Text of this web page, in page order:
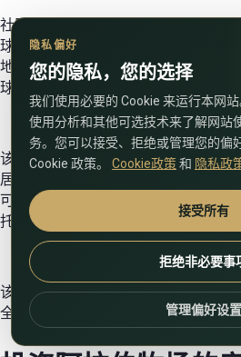
社区组织休闲活动没有任何困难。位
球和马术俱乐部定期举办精彩的比赛
地方有全球村集市、115 公里长的 Al
球场。
该地区距离海岸约 20 分钟车程。发
居民可以轻松到达迪拜码头和 JBR 海
可以找到许多娱乐活动，包括水上乐
托车。
该地区的主要优势之一是其宁静、安
全天候安保服务、监控摄像头和警察
隐私偏好
您的隐私，您的选择
我们使用必要的 Cookie 来运行本网
使用分析和其他可选技术来了解网站
务。您可以接受、拒绝或管理您的偏
Cookie 政策。 Cookie政策和 隐私政
接受所有
拒绝非必要事
管理偏好设置